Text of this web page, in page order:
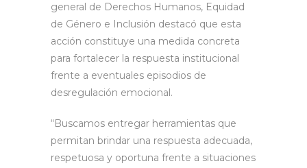
general de Derechos Humanos, Equidad
de Género e Inclusión destacó que esta
acción constituye una medida concreta
para fortalecer la respuesta institucional
frente a eventuales episodios de
desregulación emocional.
“Buscamos entregar herramientas que
permitan brindar una respuesta adecuada,
respetuosa y oportuna frente a situaciones